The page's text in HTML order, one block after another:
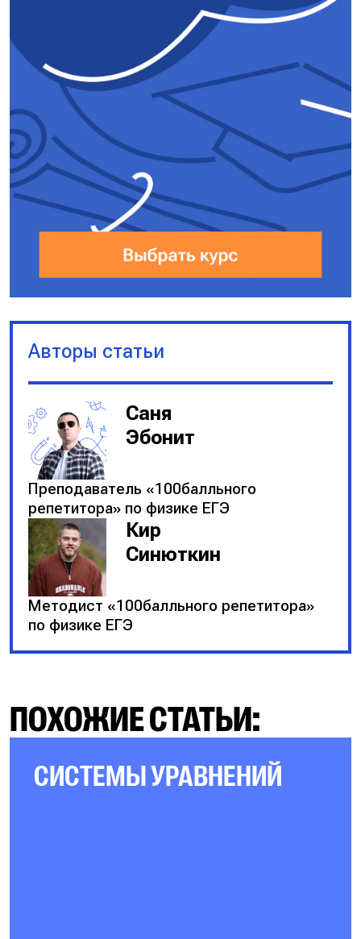
Авторы статьи
Саня
Эбонит
Преподаватель «100балльного
репетитора» по физике ЕГЭ
Кир
Синюткин
Методист «100балльного репетитора»
по физике ЕГЭ
ПОХОЖИЕ СТАТЬИ:
СИСТЕМЫ УРАВНЕНИЙ